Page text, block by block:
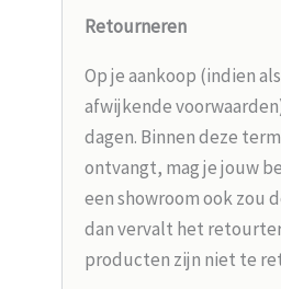
Retourneren
Op je aankoop (indien
afwijkende
dagen. Binnen deze
ontvangt, mag je jouw
een showroom ook zou
dan vervalt het
producten zijn niet te